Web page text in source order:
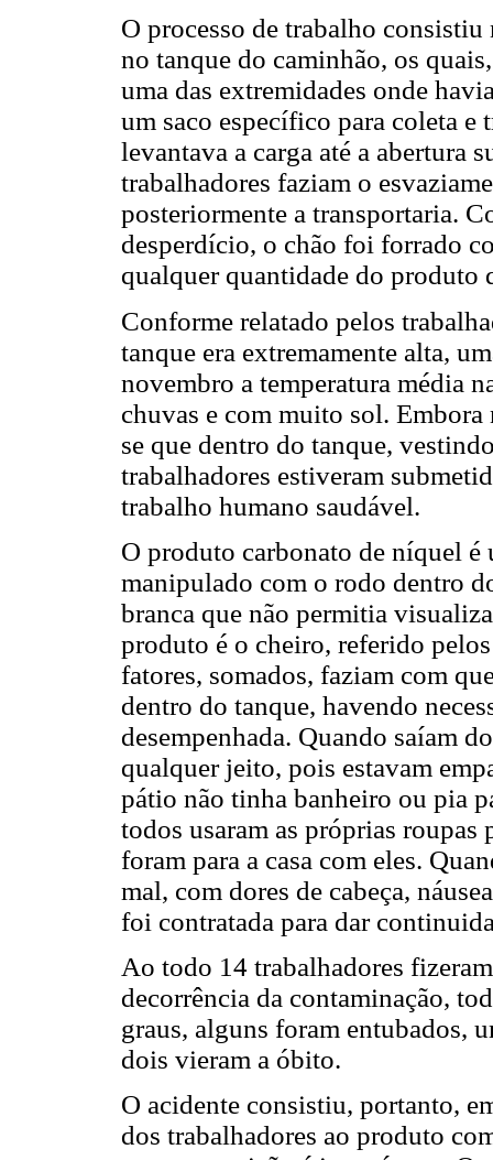
O processo de trabalho
no tanque do caminhão, os
uma das extremidades onde
um saco específico para coleta e
levantava a carga até a abertura
trabalhadores faziam o
posteriormente a transportaria.
desperdício, o chão foi forrado
qualquer quantidade do produto
Conforme relatado pelos
tanque era extremamente alta,
novembro a temperatura média
chuvas e com muito sol.
se que dentro do tanque,
trabalhadores estiveram
trabalho humano saudável.
O produto carbonato de níquel
manipulado com o rodo dentro
branca que não permitia
produto é o cheiro, referido
fatores, somados, faziam com
dentro do tanque, havendo
desempenhada. Quando saíam
qualquer jeito, pois estavam
pátio não tinha banheiro ou pia
todos usaram as próprias roupas
foram para a casa com eles.
mal, com dores de cabeça,
foi contratada para dar
Ao todo 14 trabalhadores
decorrência da contaminação,
graus, alguns foram entubados,
dois vieram a óbito.
O acidente consistiu, portanto,
dos trabalhadores ao produto